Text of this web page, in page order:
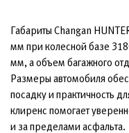
Габариты Changan
мм при колесной базе
мм, а объем багажного
Размеры автомобиля
посадку и практичность
клиренс помогает
и за пределами асфальта.